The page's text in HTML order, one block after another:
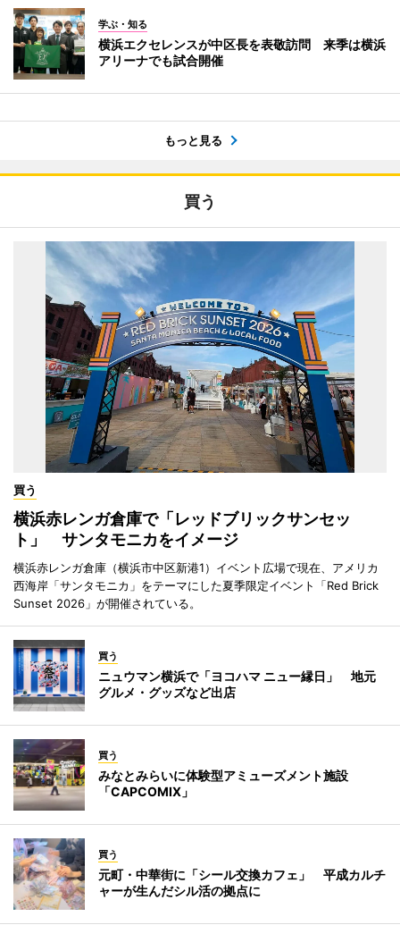
学ぶ・知る
横浜エクセレンスが中区長を表敬訪問 来季は横浜
アリーナでも試合開催
もっと見る
買う
買う
横浜赤レンガ倉庫で「レッドブリックサンセッ
ト」 サンタモニカをイメージ
横浜赤レンガ倉庫（横浜市中区新港1）イベント広場で現在、アメリカ
西海岸「サンタモニカ」をテーマにした夏季限定イベント「Red Brick
Sunset 2026」が開催されている。
買う
ニュウマン横浜で「ヨコハマ ニュー縁日」 地元
グルメ・グッズなど出店
買う
みなとみらいに体験型アミューズメント施設
「CAPCOMIX」
買う
元町・中華街に「シール交換カフェ」 平成カルチ
ャーが生んだシル活の拠点に